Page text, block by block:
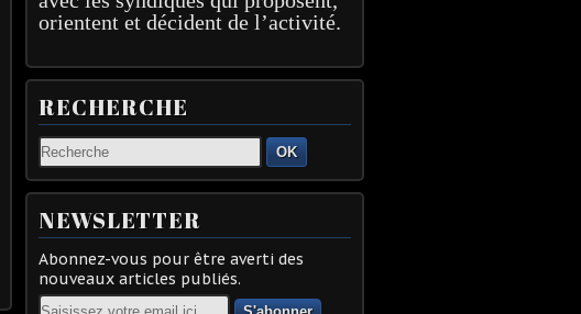
orientent et décident de l’activité.
RECHERCHE
OK
NEWSLETTER
Abonnez-vous pour être averti des
nouveaux articles publiés.
Email